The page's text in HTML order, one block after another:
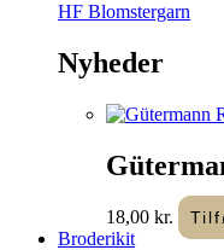
HF Blomstergarn
Nyheder
18,00 kr.
Broderikit